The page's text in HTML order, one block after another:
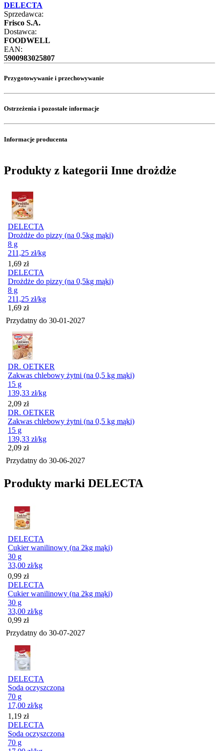
DELECTA
Sprzedawca:
Frisco S.A.
Dostawca:
FOODWELL
EAN:
5900983025807
Przygotowywanie i przechowywanie
Ostrzeżenia i pozostałe informacje
Informacje producenta
Produkty z kategorii Inne drożdże
DELECTA
Drożdże do pizzy (na 0,5kg mąki)
8 g
211,25 zł/kg
Cena
1,69 zł
DELECTA
Drożdże do pizzy (na 0,5kg mąki)
8 g
211,25 zł/kg
Cena
1,69 zł
Przydatny do 30-01-2027
DR. OETKER
Zakwas chlebowy żytni (na 0,5 kg mąki)
15 g
139,33 zł/kg
Cena
2,09 zł
DR. OETKER
Zakwas chlebowy żytni (na 0,5 kg mąki)
15 g
139,33 zł/kg
Cena
2,09 zł
Przydatny do 30-06-2027
Produkty marki DELECTA
DELECTA
Cukier wanilinowy (na 2kg mąki)
30 g
33,00 zł/kg
Cena
0,99 zł
DELECTA
Cukier wanilinowy (na 2kg mąki)
30 g
33,00 zł/kg
Cena
0,99 zł
Przydatny do 30-07-2027
DELECTA
Soda oczyszczona
70 g
17,00 zł/kg
Cena
1,19 zł
DELECTA
Soda oczyszczona
70 g